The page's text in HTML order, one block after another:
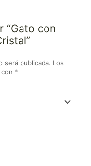
“Gato con
será publicada. Los
*